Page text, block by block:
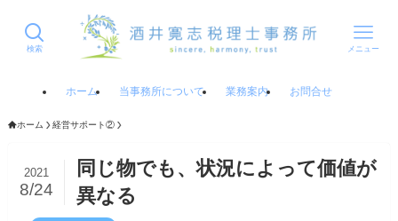
検索 メニュー
ホーム 当事務所について 業務案内 お問合せ
ホーム 経営サポート②
同じ物でも、状況によって価値が
異なる
2021
8/24